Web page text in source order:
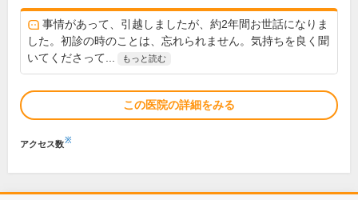
事情があって、引越しましたが、約2年間お世話になりま
した。初診の時のことは、忘れられません。気持ちを良く聞
いてくださって...
もっと読む
この医院の詳細をみる
アクセス数※